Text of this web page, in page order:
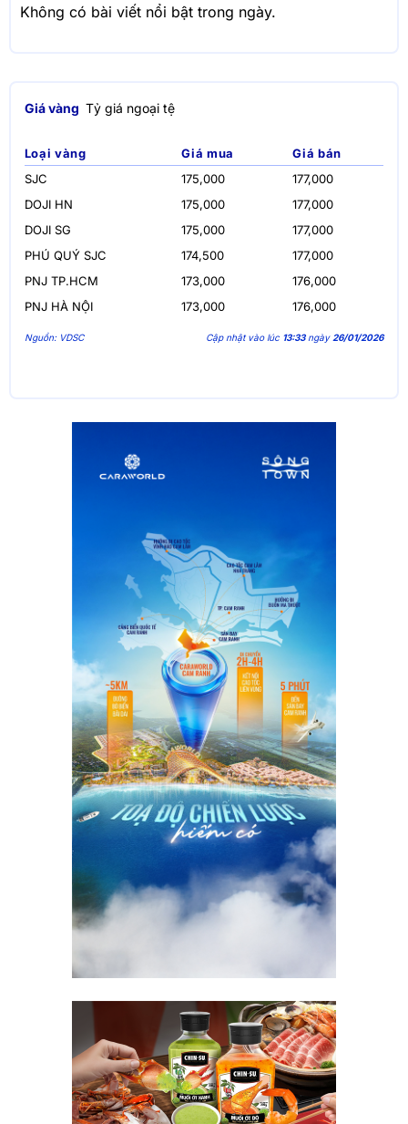
Không có bài viết nổi bật trong ngày.
Giá vàng Tỷ giá ngoại tệ
Loại vàng Giá mua
Giá bán
SJC
175,000
177,000
DOJI HN
175,000
177,000
DOJI SG
175,000
177,000
PHÚ QUÝ SJC
174,500
177,000
PNJ TP.HCM
173,000
176,000
PNJ HÀ NỘI
173,000 176,000
Nguồn: VDSC Cập nhật vào lúc 13:33ngày26/01/2026